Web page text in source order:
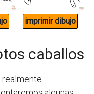
caballos
realmente